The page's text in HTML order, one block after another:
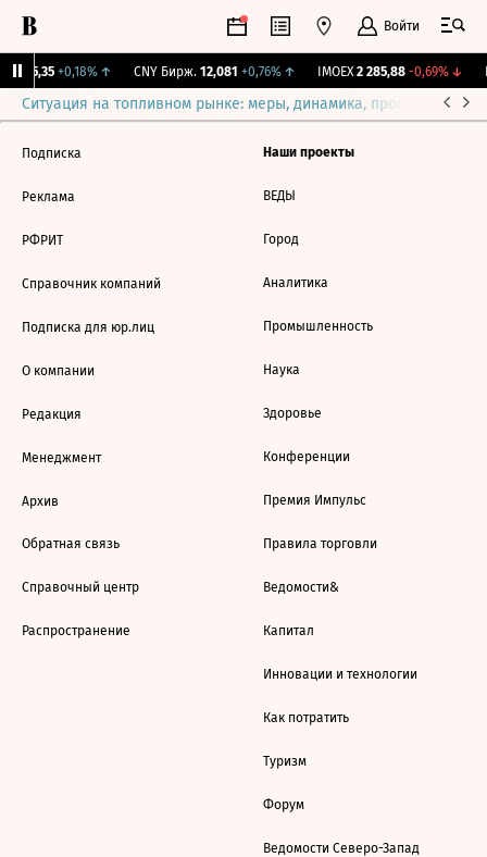
Войти
115,35 +0,18%↑ CNY Бирж. 12,081 +0,76%↑ IMOEX 2 285,88 -0,69%↓
Ситуация на топливном рынке: меры, динамика, прогнозы
Подписка
Реклама
РФРИТ
Справочник компаний
Подписка для юр.лиц
О компании
Редакция
Менеджмент
Архив
Обратная связь
Справочный центр
Распространение
Наши проекты
ВЕДЫ
Город
Аналитика
Промышленность
Наука
Здоровье
Конференции
Премия Импульс
Правила торговли
Ведомости&
Капитал
Инновации и технологии
Как потратить
Туризм
Форум
Ведомости Северо-Запад